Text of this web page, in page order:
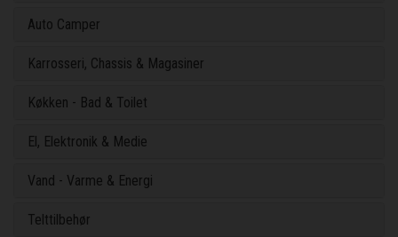
Auto Camper
Karrosseri, Chassis & Magasiner
Køkken - Bad & Toilet
El, Elektronik & Medie
Vand - Varme & Energi
Telttilbehør